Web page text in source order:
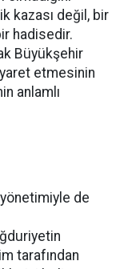
kazası değil, bir
hadisedir.
Büyükşehir
etmesinin
anlamlı
yönetimiyle de
tarafından